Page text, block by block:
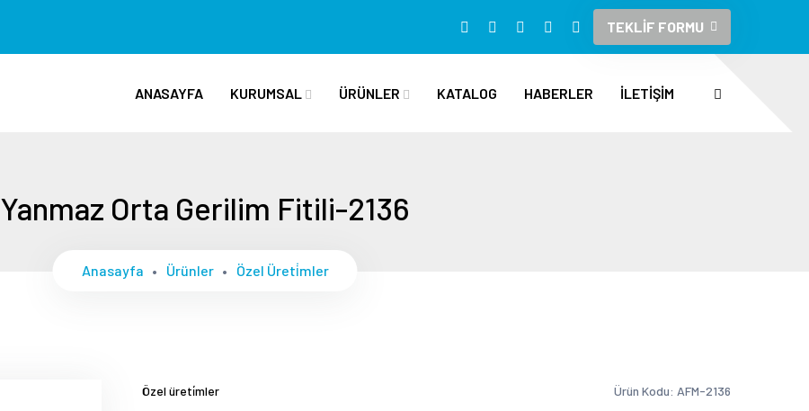
TEKLİF FORMU
ANASAYFA KURUMSAL ÜRÜNLER KATALOG HABERLER İLETİŞİM
Yanmaz Orta Gerilim Fitili-2136
Anasayfa Ürünler Özel Üreti̇mler
Özel üreti̇mler Ürün Kodu: AFM-2136